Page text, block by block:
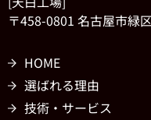
〒458-0801 名古屋市緑
HOME
選ばれる理由
技術・サービス